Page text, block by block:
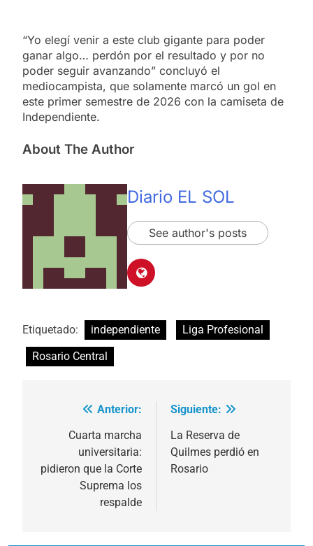
“Yo elegí venir a este club gigante para poder
ganar algo… perdón por el resultado y por no
poder seguir avanzando” concluyó el
mediocampista, que solamente marcó un gol en
este primer semestre de 2026 con la camiseta de
Independiente.
About The Author
Diario EL SOL
See author's posts
Etiquetado: independiente
Liga Profesional
Rosario Central
Navegación
entradas
Anterior:
Cuarta marcha
universitaria:
pidieron que la Corte
Suprema los
respalde
Siguiente:
La Reserva de
Quilmes perdió en
Rosario